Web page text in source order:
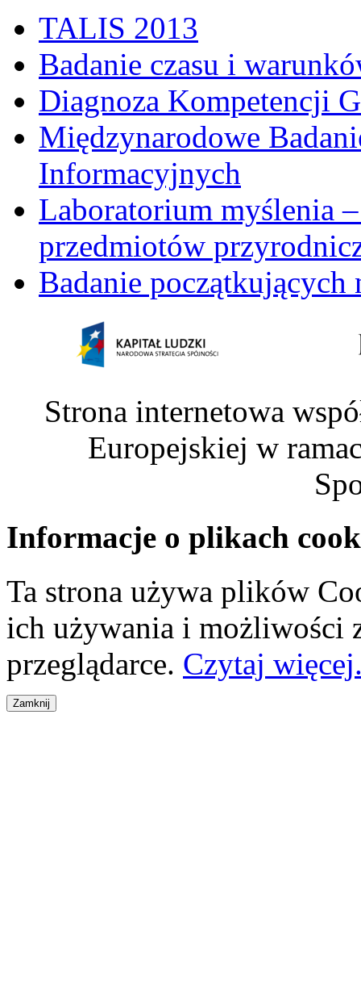
TALIS 2013
Badanie czasu i
Diagnoza Kompetencji
Międzynarodowe
Informacyjnych
Laboratorium myślenia
przedmiotów
Badanie początkujących
Strona internetowa
Europejskiej w
Informacje o plikach
Ta strona używa plików
ich używania i możliwości
przeglądarce. Czytaj